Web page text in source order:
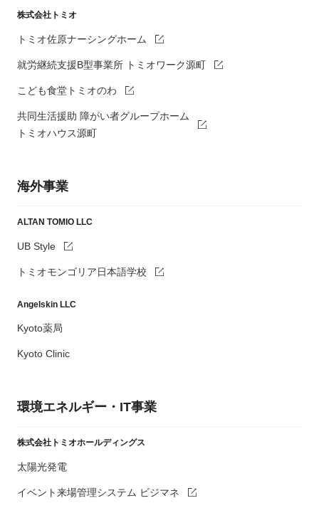
株式会社トミオ
トミオ佐原ナーシングホーム
就労継続支援B型事業所 トミオワーク源町
こども食堂トミオのわ
共同生活援助 障がい者グループホーム
トミオハウス源町
海外事業
ALTAN TOMIO LLC
UB Style
トミオモンゴリア日本語学校
Angelskin LLC
Kyoto薬局
Kyoto Clinic
環境エネルギー・IT事業
株式会社トミオホールディングス
太陽光発電
イベント来場管理システム ビジマネ